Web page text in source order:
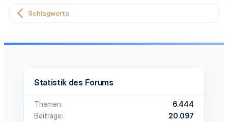
Schlagworte
Statistik des Forums
Themen
6.444
Beiträge
20.097